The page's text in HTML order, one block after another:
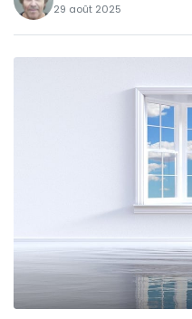
29 août 2025